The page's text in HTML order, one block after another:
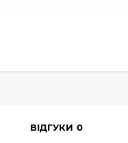
ВІДГУКИ 0